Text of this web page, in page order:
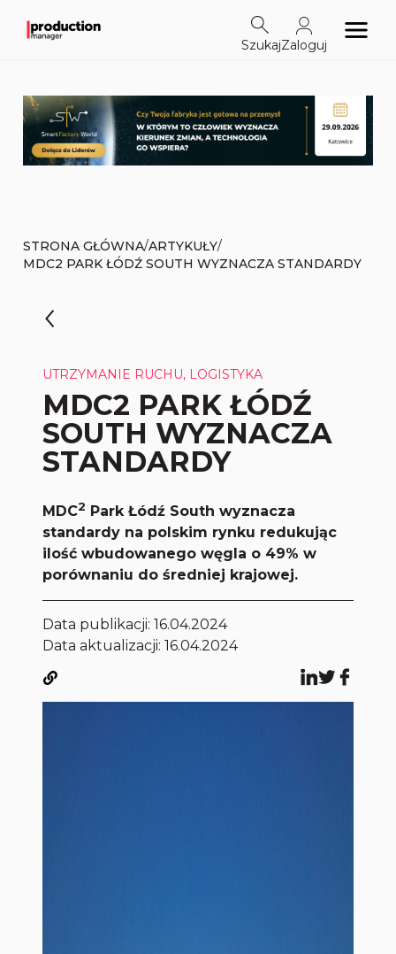
SzukajZaloguj
STRONA GŁÓWNA/ARTYKUŁY/
MDC2 PARK ŁÓDŹ SOUTH WYZNACZA STANDARDY
UTRZYMANIE RUCHU, LOGISTYKA
MDC2 PARK ŁÓDŹ
SOUTH WYZNACZA
STANDARDY
MDC2 Park Łódź South wyznacza
standardy na polskim rynku redukując
ilość wbudowanego węgla o 49% w
porównaniu do średniej krajowej.
Data publikacji:16.04.2024
Data aktualizacji: 16.04.2024